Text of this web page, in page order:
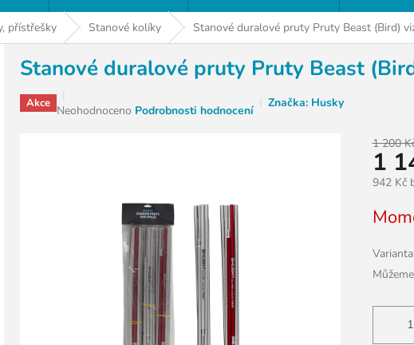
přístřešky Stanové kolíky Stanové duralové pruty Pruty Beast (Bird)
Stanové duralové pruty Pruty Beast
Akce Průměrné
Neohodnoceno Podrobnosti hodnocení Značka: Husky
1 200
1
942 Kč
cena:
Varianta